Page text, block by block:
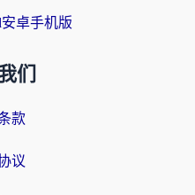
卓手机版
们
款
议